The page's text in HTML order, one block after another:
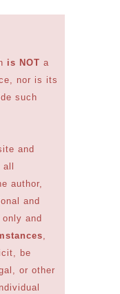
is NOT a
nor is its
such
and
author,
and
and
be
or other